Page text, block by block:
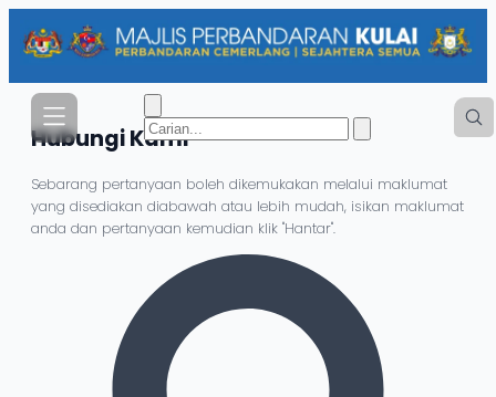
HubungiKami
Sebarang pertanyaan boleh dikemukakan melalui maklumat
yang disediakan diabawah atau lebih mudah, isikan maklumat
anda dan pertanyaan kemudian klik "Hantar".